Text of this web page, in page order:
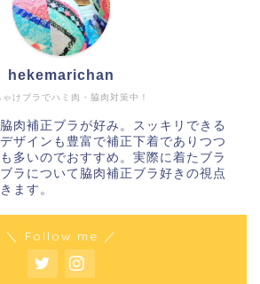
ゃけブラでハミ肉・脇肉対策中！
hekemarichan
肉補正ブラが好み。スッキリできる
ザインも豊富で補正下着でありつつ
多いのでおすすめ。実際に着たブラ
ラについて脇肉補正ブラ好きの視点
ます。
＼ Follow me ／